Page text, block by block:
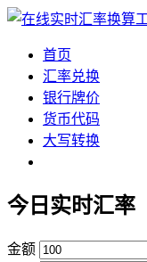
首页
汇率兑换
银行牌价
货币代码
大写转换
今日实时汇率
金额